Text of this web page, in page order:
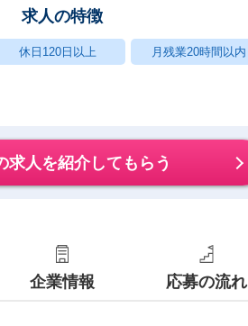
求人の特徴
休日120日以上 月残業20時間以内
求人を紹介してもらう
企業情報 応募の流れ